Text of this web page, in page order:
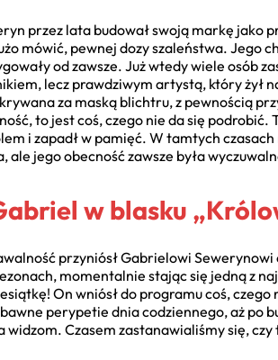
przez lata budował swoją markę jako
mówić, pewnej dozy szaleństwa. Jego
od zawsze. Już wtedy wiele osób
lecz prawdziwym artystą, który żył
za maską blichtru, z pewnością
to jest coś, czego nie da się podrobić.
i zapadł w pamięć. W tamtych
jego obecność zawsze była
w blasku
przyniósł Gabrielowi Sewerynowi
momentalnie stając się jedną z
On wniósł do programu coś,
perypetie dnia codziennego, aż po
Czasem zastanawialiśmy się, czy